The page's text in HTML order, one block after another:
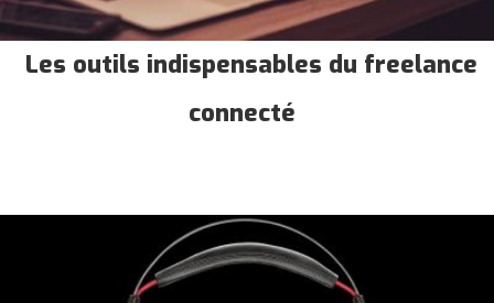
Les outils indispensables du freelance
connecté